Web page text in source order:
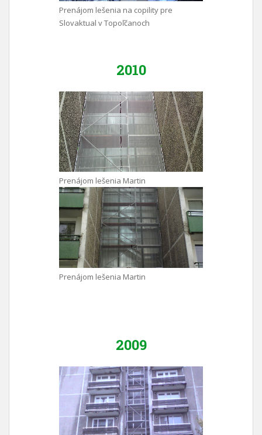
Prenájom lešenia na copility pre
Slovaktual v Topoľčanoch
2010
Prenájom lešenia Martin
Prenájom lešenia Martin
2009